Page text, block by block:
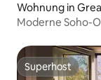
Wohnung in
Moderne Soho-
Superhost
Superhost